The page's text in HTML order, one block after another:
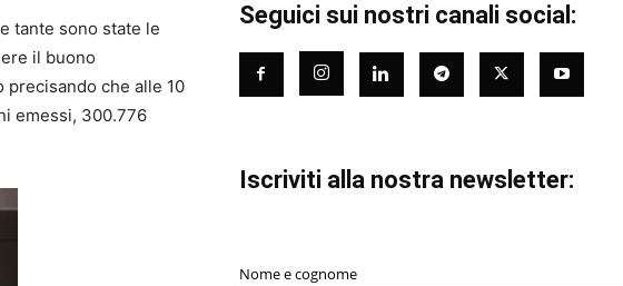
tante sono state le
il buono
che alle 10
emessi, 300.776
Seguici sui nostri canali social:
Iscriviti alla nostra newsletter:
Nome e cognome